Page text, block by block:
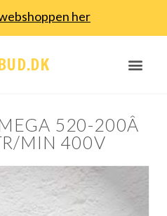
her
520-200Â
MIN 400V